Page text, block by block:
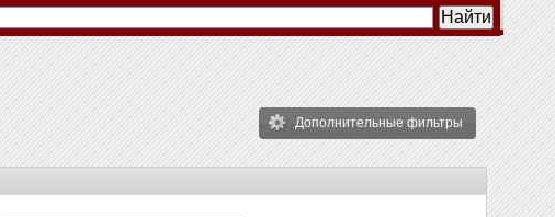
Дополнительные фильтры